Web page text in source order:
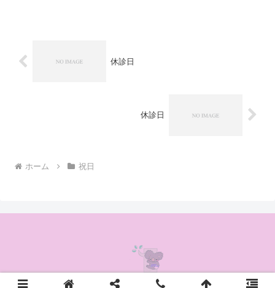
休診日
休診日
ホーム 祝日
© 2020 かんの耳鼻咽喉科クリニック.